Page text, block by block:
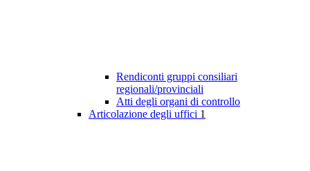
Rendiconti gruppi consiliari
regionali/provinciali
Atti degli organi di controllo
Articolazione degli uffici 1